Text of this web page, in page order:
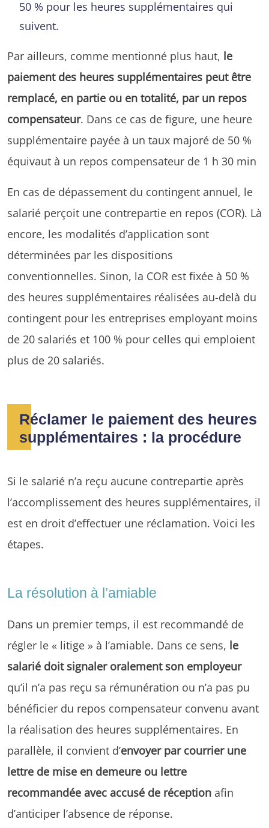
50 % pour les heures supplémentaires qui
suivent.
Par ailleurs, comme mentionné plus haut, le
paiement des heures supplémentaires peut être
remplacé, en partie ou en totalité, par un repos
compensateur. Dans ce cas de figure, une heure
supplémentaire payée à un taux majoré de 50 %
équivaut à un repos compensateur de 1 h 30 min
En cas de dépassement du contingent annuel, le
salarié perçoit une contrepartie en repos (COR). Là
encore, les modalités d’application sont
déterminées par les dispositions
conventionnelles. Sinon, la COR est fixée à 50 %
des heures supplémentaires réalisées au-delà du
contingent pour les entreprises employant moins
de 20 salariés et 100 % pour celles qui emploient
plus de 20 salariés.
Réclamer le paiement des heures
supplémentaires : la procédure
Si le salarié n’a reçu aucune contrepartie après
l’accomplissement des heures supplémentaires, il
est en droit d’effectuer une réclamation. Voici les
étapes.
La résolution à l’amiable
Dans un premier temps, il est recommandé de
régler le « litige » à l’amiable. Dans ce sens, le
salarié doit signaler oralement son employeur
qu’il n’a pas reçu sa rémunération ou n’a pas pu
bénéficier du repos compensateur convenu avant
la réalisation des heures supplémentaires. En
parallèle, il convient d’envoyer par courrier une
lettre de mise en demeure ou lettre
recommandée avec accusé de réception afin
d’anticiper l’absence de réponse.